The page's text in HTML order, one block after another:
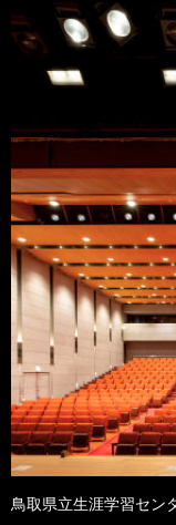
鳥取県立生涯学習セン